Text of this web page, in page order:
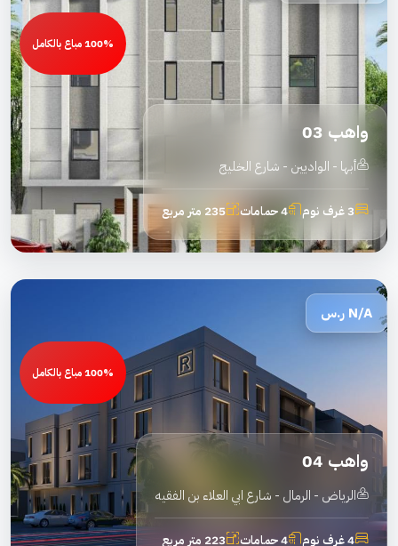
100% مباع بالكامل
واهب 03
أبها - الواديين - شارع الخليج
3 غرف نوم 4 حمامات 235 متر مربع
N/A ر.س
100% مباع بالكامل
واهب 04
الرياض - الرمال - شارع ابي العلاء بن الفقيه
4 غرف نوم 4 حمامات 223 متر مربع